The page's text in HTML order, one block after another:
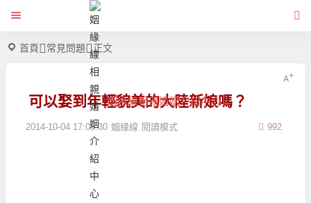
姻緣線相親婚姻介紹中心
首頁 常見問題 正文
可以娶到年輕貌美的大陸新娘嗎？
2014-10-04 17:08:30 姻緣線 992
閱讀模式